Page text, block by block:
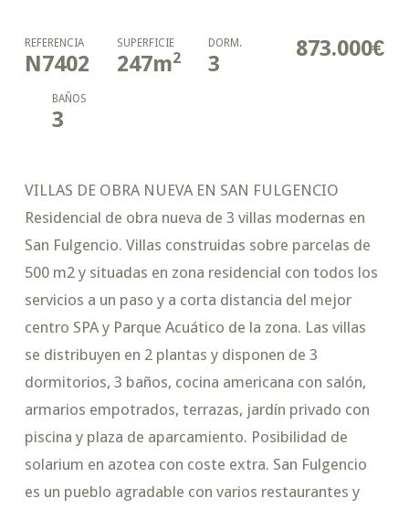
873.000€
REFERENCIA
N7402
SUPERFICIE
247m2
DORM.
3
BAÑOS
3
VILLAS DE OBRA NUEVA EN SAN FULGENCIO
Residencial de obra nueva de 3 villas modernas en
San Fulgencio. Villas construidas sobre parcelas de
500 m2 y situadas en zona residencial con todos los
servicios a un paso y a corta distancia del mejor
centro SPA y Parque Acuático de la zona. Las villas
se distribuyen en 2 plantas y disponen de 3
dormitorios, 3 baños, cocina americana con salón,
armarios empotrados, terrazas, jardín privado con
piscina y plaza de aparcamiento. Posibilidad de
solarium en azotea con coste extra. San Fulgencio
es un pueblo agradable con varios restaurantes y